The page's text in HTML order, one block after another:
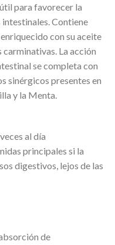
para favorecer la
Contiene
con su aceite
La acción
se completa con
sinérgicos presentes en
y la Menta.
al día
principales si la
digestivos, lejos de las
de